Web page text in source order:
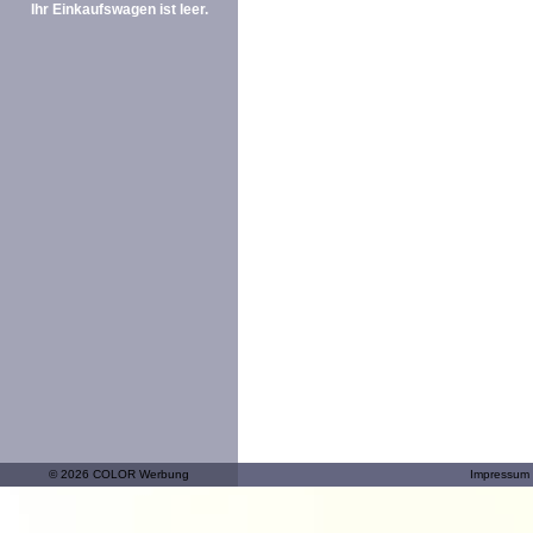
Ihr Einkaufswagen ist leer.
© 2026 COLOR Werbung Impressum